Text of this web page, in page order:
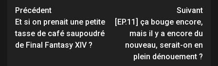
Navigation
d’article
Précédent
Et si on prenait une petite
tasse de café saupoudré
de Final Fantasy XIV ?
Suivant
[EP.11] ça bouge encore,
mais il y a encore du
nouveau, serait-on en
plein dénouement ?